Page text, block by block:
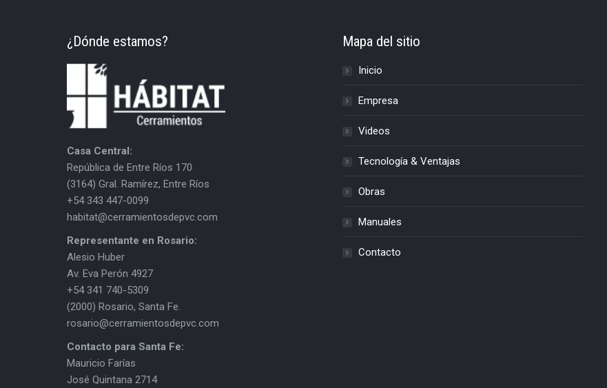
¿Dónde estamos?
Casa Central:
República de Entre Ríos 170
(3164) Gral. Ramírez, Entre Ríos
+54 343 447-0099
habitat@cerramientosdepvc.com
Representante en Rosario:
Alesio Huber
Av. Eva Perón 4927
+54 341 740-5309
(2000) Rosario, Santa Fe.
rosario@cerramientosdepvc.com
Contacto para Santa Fe:
Mauricio Farías
José Quintana 2714
Mapa del sitio
Inicio
Empresa
Videos
Tecnología & Ventajas
Obras
Manuales
Contacto